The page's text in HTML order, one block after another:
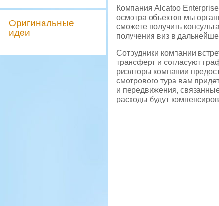
Оригинальные
идеи
Компания Alcatoo
осмотра объектов мы
сможете получить
получения виз в
Сотрудники компании
трансферт и согласуют
риэлторы компании
смотрового тура вам
и передвижения,
расходы будут